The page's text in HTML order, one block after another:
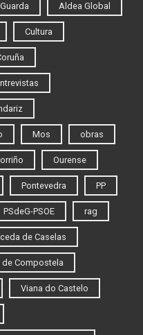
Aldea Global
Cultura
Mos obras
Ourense
Pontevedra PP
PSdeG-PSOE rag
de Caselas
de Compostela
Viana do Castelo